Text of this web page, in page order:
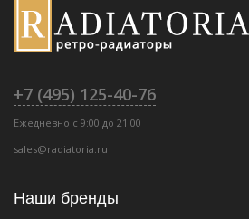
+7 (495) 125-40-76
Ежедневно с 9:00 до 21:00
sales@radiatoria.ru
Наши бренды